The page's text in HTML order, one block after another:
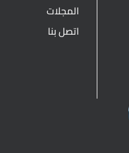
المجلات
اتصل بنا